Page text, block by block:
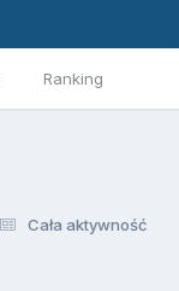
Ranking
Cała aktywność